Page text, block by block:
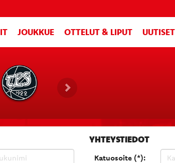
JOUKKUE OTTELUT & LIPUT UUTISET
YHTEYSTIEDOT
Katuosoite (*):